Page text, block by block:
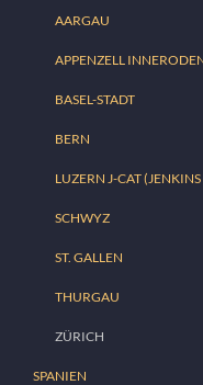
AARGAU
APPENZELL
BASEL-STADT
BERN
LUZERN J-CAT
SCHWYZ
ST. GALLEN
THURGAU
ZÜRICH
SPANIEN